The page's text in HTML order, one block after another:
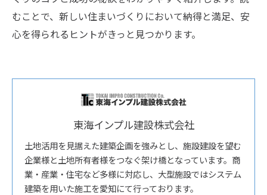
むことで、新しい住まいづくりにおいて納得と満足、安
心を得られるヒントがきっと見つかります。
東海インプル建設株式会社
土地活用を見据えた建築企画を強みとし、施設建設を望む
企業様と土地所有者様をつなぐ架け橋となっています。商
業・産業・住宅など多様に対応し、大型施設ではシステム
建築を用いた施工を愛知にて行っております。